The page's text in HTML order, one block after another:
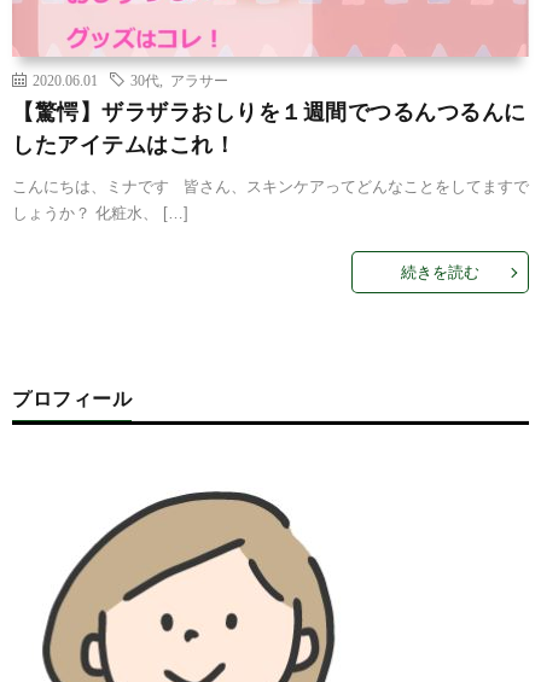
2020.06.01 30代 アラサー
【驚愕】ザラザラおしりを１週間でつるんつるんに
したアイテムはこれ！
こんにちは、ミナです 皆さん、スキンケアってどんなことをしてますで
しょうか？ 化粧水、 […]
続きを読む
プロフィール